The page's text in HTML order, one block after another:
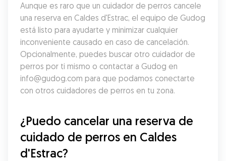
Aunque es raro que un cuidador de perros cancele
una reserva en Caldes d'Estrac, el equipo de Gudog
está listo para ayudarte y minimizar cualquier
inconveniente causado en caso de cancelación.
Opcionalmente, puedes buscar otro cuidador de
perros por ti mismo o contactar a Gudog en
info@gudog.com para que podamos conectarte
con otros cuidadores de perros en tu zona.
¿Puedo cancelar una reserva de
cuidado de perros en Caldes
d'Estrac?